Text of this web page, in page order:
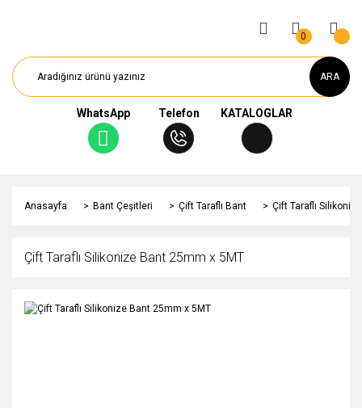
ARA
WhatsApp Telefon KATALOGLAR
0
Anasayfa Bant Çeşitleri Çift Taraflı Bant Çift Taraflı
Çift Taraflı Silikonize Bant 25mm x 5MT